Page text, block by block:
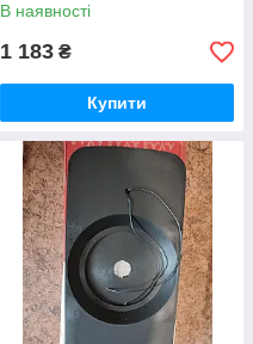
В наявності
1 183 ₴
Купити